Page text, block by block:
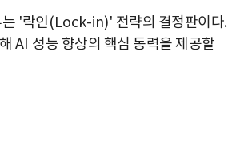
'락인(Lock-in)' 전략의 결정판이다.
AI 성능 향상의 핵심 동력을 제공할